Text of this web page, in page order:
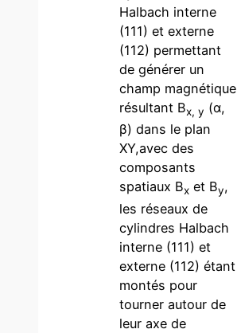
Halbach interne
(111) et externe
(112) permettant
de générer un
champ magnétique
résultant Bx, y (α,
β) dans le plan
XY,avec des
composants
spatiaux Bx et By,
les réseaux de
cylindres Halbach
interne (111) et
externe (112) étant
montés pour
tourner autour de
leur axe de